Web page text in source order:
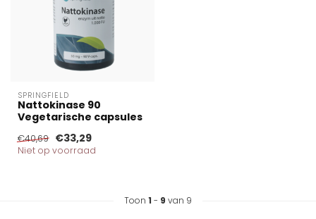
SPRINGFIELD
Nattokinase 90
Vegetarische capsules
€40,69 €33,29
Niet op voorraad
Toon 1 - 9 van 9